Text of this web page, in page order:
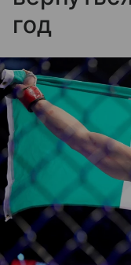
год